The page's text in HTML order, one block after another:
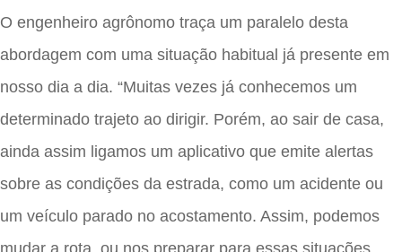
O engenheiro agrônomo traça um paralelo desta
abordagem com uma situação habitual já presente em
nosso dia a dia. “Muitas vezes já conhecemos um
determinado trajeto ao dirigir. Porém, ao sair de casa,
ainda assim ligamos um aplicativo que emite alertas
sobre as condições da estrada, como um acidente ou
um veículo parado no acostamento. Assim, podemos
mudar a rota, ou nos preparar para essas situações